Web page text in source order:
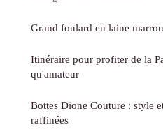
Grand foulard en laine
Itinéraire pour profiter de la
qu'amateur
Bottes Dione Couture : style
raffinées